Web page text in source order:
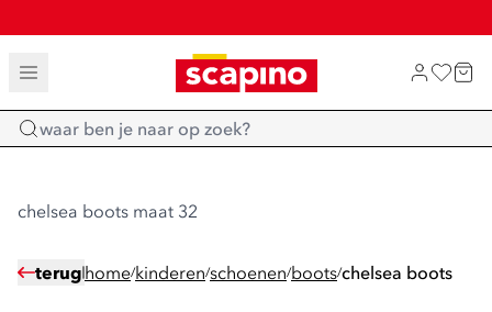
TOT 70% KORTING OP SALE
SHOP NIEUW
Home
chelsea boots maat 32
terug home/kinderen/schoenen/boots/chelsea boots